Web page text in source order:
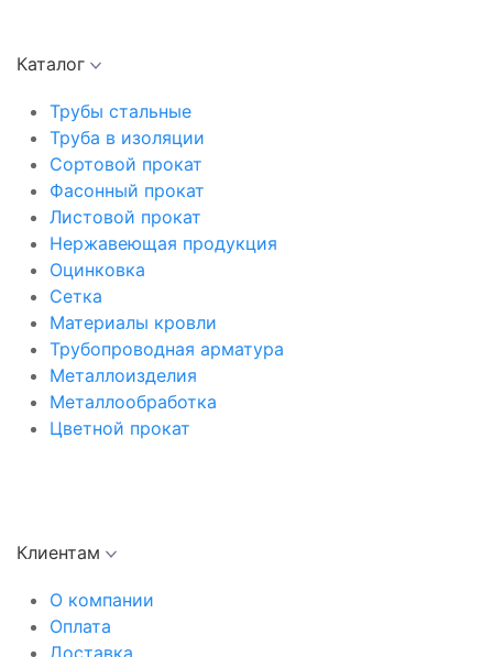
Каталог
Трубы стальные
Труба в изоляции
Сортовой прокат
Фасонный прокат
Листовой прокат
Нержавеющая продукция
Оцинковка
Сетка
Материалы кровли
Трубопроводная арматура
Металлоизделия
Металлообработка
Цветной прокат
Клиентам
О компании
Оплата
Доставка